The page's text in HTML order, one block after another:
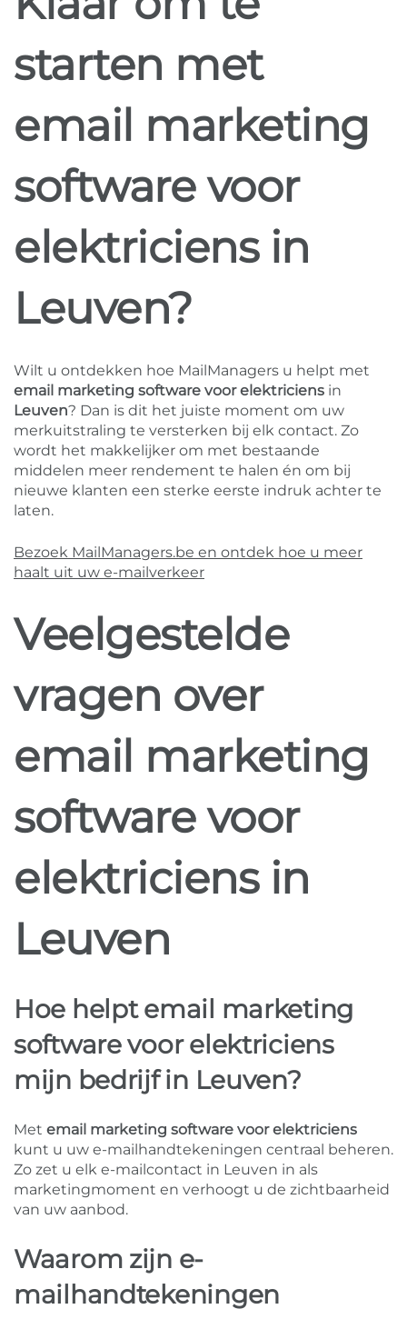
starten met
email marketing
software voor
elektriciens in
Leuven?
Wilt u ontdekken hoe MailManagers u helpt met
email marketing software voor elektriciens in
Leuven? Dan is dit het juiste moment om uw
merkuitstraling te versterken bij elk contact. Zo
wordt het makkelijker om met bestaande
middelen meer rendement te halen én om bij
nieuwe klanten een sterke eerste indruk achter te
laten.
Bezoek MailManagers.be en ontdek hoe u meer
haalt uit uw e-mailverkeer
Veelgestelde
vragen over
email marketing
software voor
elektriciens in
Leuven
Hoe helpt email marketing
software voor elektriciens
mijn bedrijf in Leuven?
Met email marketing software voor elektriciens
kunt u uw e-mailhandtekeningen centraal beheren.
Zo zet u elk e-mailcontact in Leuven in als
marketingmoment en verhoogt u de zichtbaarheid
van uw aanbod.
Waarom zijn e-
mailhandtekeningen